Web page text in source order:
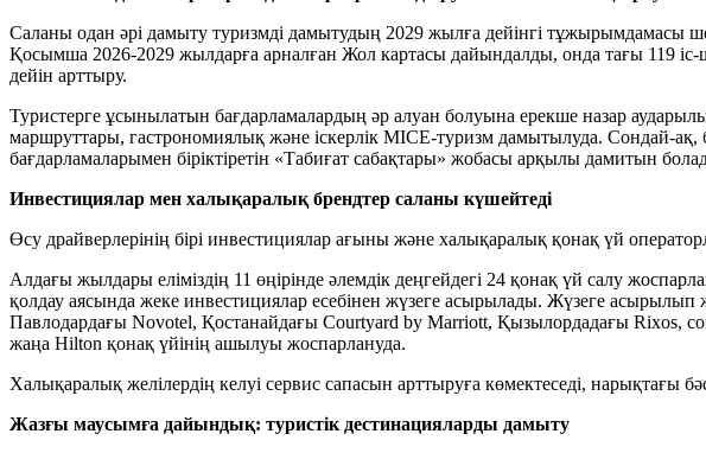
Саланы одан әрі дамыту туризмді дамытудың 2029 жылға дейінгі тұжырымдамасы
Қосымша 2026-2029 жылдарға арналған Жол картасы дайындалды, онда тағы 119
дейін арттыру.
Туристерге ұсынылатын бағдарламалардың әр алуан болуына ерекше назар
маршруттары, гастрономиялық және іскерлік MICE-туризм дамытылуда. Сондай-ақ,
бағдарламаларымен біріктіретін «Табиғат сабақтары» жобасы арқылы дамитын
Инвестициялар мен халықаралық брендтер саланы күшейтеді
Өсу драйверлерінің бірі инвестициялар ағыны және халықаралық қонақ үй
Алдағы жылдары еліміздің 11 өңірінде әлемдік деңгейдегі 24 қонақ үй салу
қолдау аясында жеке инвестициялар есебінен жүзеге асырылады. Жүзеге
Павлодардағы Novotel, Қостанайдағы Courtyard by Marriott, Қызылордадағы
жаңа Hilton қонақ үйінің ашылуы жоспарлануда.
Халықаралық желілердің келуі сервис сапасын арттыруға көмектеседі, нарықтағы
Жазғы маусымға дайындық: туристік дестинацияларды дамыту